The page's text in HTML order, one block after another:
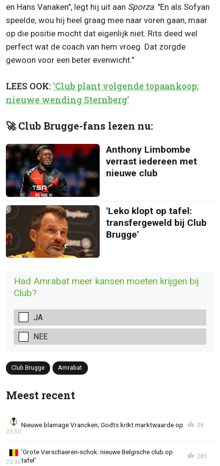
en Hans Vanaken", legt hij uit aan Sporza. "En als Sofyan
speelde, wou hij heel graag mee naar voren gaan, maar
op die positie mocht dat eigenlijk niet. Rits deed wel
perfect wat de coach van hem vroeg. Dat zorgde
gewoon voor een beter evenwicht."
LEES OOK: 'Club plant volgende topaankoop;
nieuwe wending Sternberg'
🚀 Club Brugge-fans lezen nu:
Anthony Limbombe
verrast iedereen met
nieuwe club
'Leko klopt op tafel:
transfergeweld bij Club
Brugge'
Had Amrabat meer kansen moeten krijgen bij
Club?
JA
NEE
Club Brugge Amrabat
Meest recent
Nieuwe blamage Vrancken; Godts krikt marktwaarde op
23:52
38
'Grote Verschaeren-schok: nieuwe Belgische club op
tafel'
23:36
285